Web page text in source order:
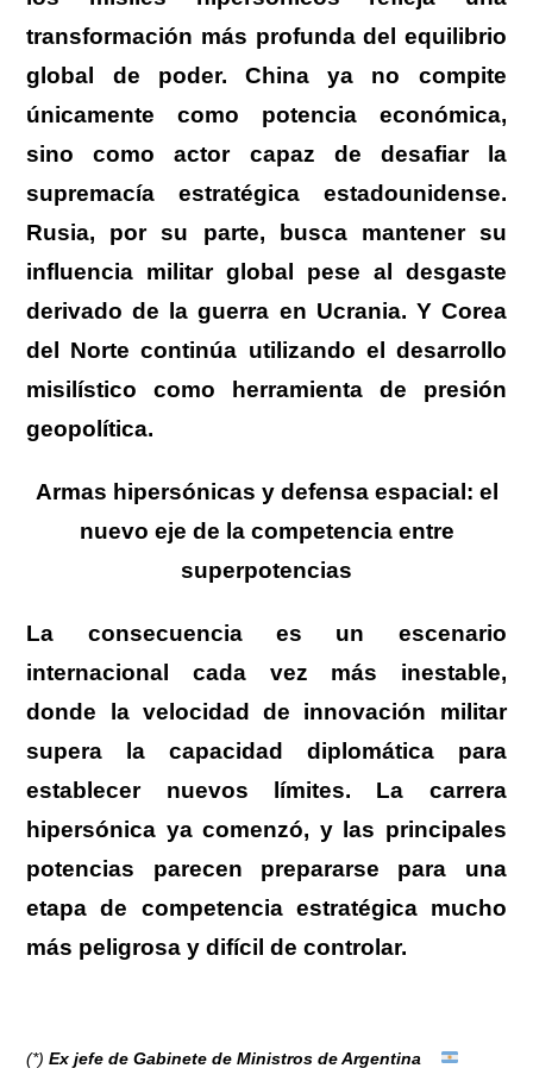
transformación más profunda del equilibrio
global de poder. China ya no compite
únicamente como potencia económica,
sino como actor capaz de desafiar la
supremacía estratégica estadounidense.
Rusia, por su parte, busca mantener su
influencia militar global pese al desgaste
derivado de la guerra en Ucrania. Y Corea
del Norte continúa utilizando el desarrollo
misilístico como herramienta de presión
geopolítica.
Armas hipersónicas y defensa espacial: el
nuevo eje de la competencia entre
superpotencias
La consecuencia es un escenario
internacional cada vez más inestable,
donde la velocidad de innovación militar
supera la capacidad diplomática para
establecer nuevos límites. La carrera
hipersónica ya comenzó, y las principales
potencias parecen prepararse para una
etapa de competencia estratégica mucho
más peligrosa y difícil de controlar.
(*)Ex jefe de Gabinete de Ministros de Argentina